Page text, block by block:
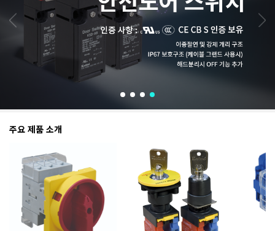
주요 제품 소개